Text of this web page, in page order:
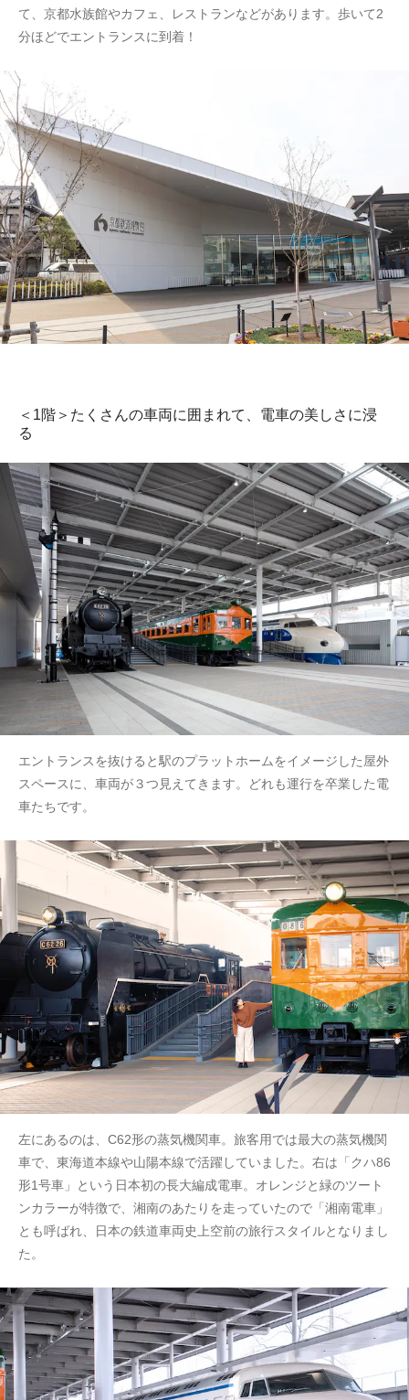
て、京都水族館やカフェ、レストランなどがあります。歩いて2
分ほどでエントランスに到着！
＜1階＞たくさんの車両に囲まれて、電車の美しさに浸
る
エントランスを抜けると駅のプラットホームをイメージした屋外
スペースに、車両が３つ見えてきます。どれも運行を卒業した電
車たちです。
左にあるのは、C62形の蒸気機関車。旅客用では最大の蒸気機関
車で、東海道本線や山陽本線で活躍していました。右は「クハ86
形1号車」という日本初の長大編成電車。オレンジと緑のツート
ンカラーが特徴で、湘南のあたりを走っていたので「湘南電車」
とも呼ばれ、日本の鉄道車両史上空前の旅行スタイルとなりまし
た。